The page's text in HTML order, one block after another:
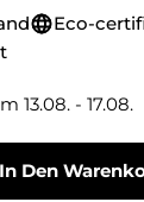
Eco-
13.08. - 17.08.
Toner
My Green
In Den